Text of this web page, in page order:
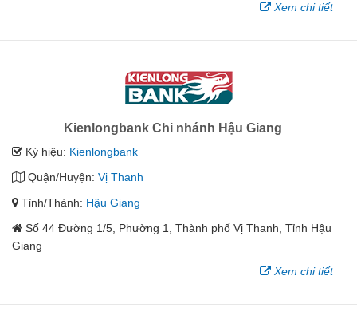
Xem chi tiết
Kienlongbank Chi nhánh Hậu Giang
Ký hiệu: Kienlongbank
Quận/Huyện: Vị Thanh
Tỉnh/Thành: Hậu Giang
Số 44 Đường 1/5, Phường 1, Thành phố Vị Thanh, Tỉnh Hậu
Giang
Xem chi tiết